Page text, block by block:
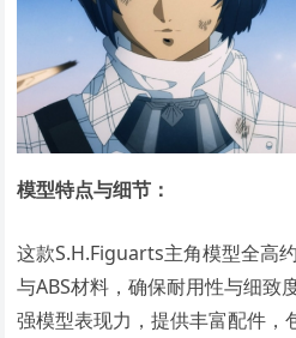
模型特点与细节：
这款S.H.Figuarts主角模型全高
与ABS材料，确保耐用性与细致
强模型表现力，提供丰富配件，